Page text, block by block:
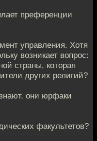
преференции
управления. Хотя
возникает вопрос:
страны, которая
других религий?
они юрфаки
факультетов?